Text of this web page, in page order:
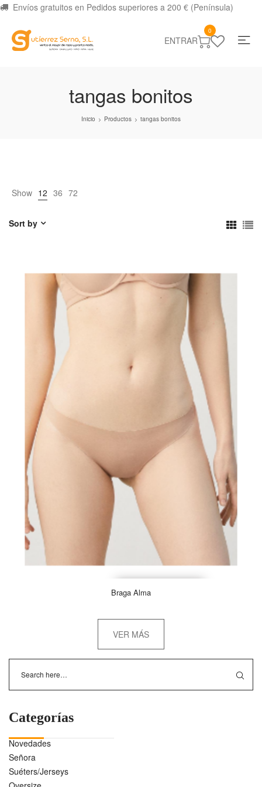
Envíos gratuitos en Pedidos superiores a 200 € (Península)
ENTRAR
0
tangas bonitos
Inicio > Productos > tangas bonitos
Show 12 36 72
Sort by
Braga Alma
VER MÁS
Categorías
Novedades
Señora
Suéters/Jerseys